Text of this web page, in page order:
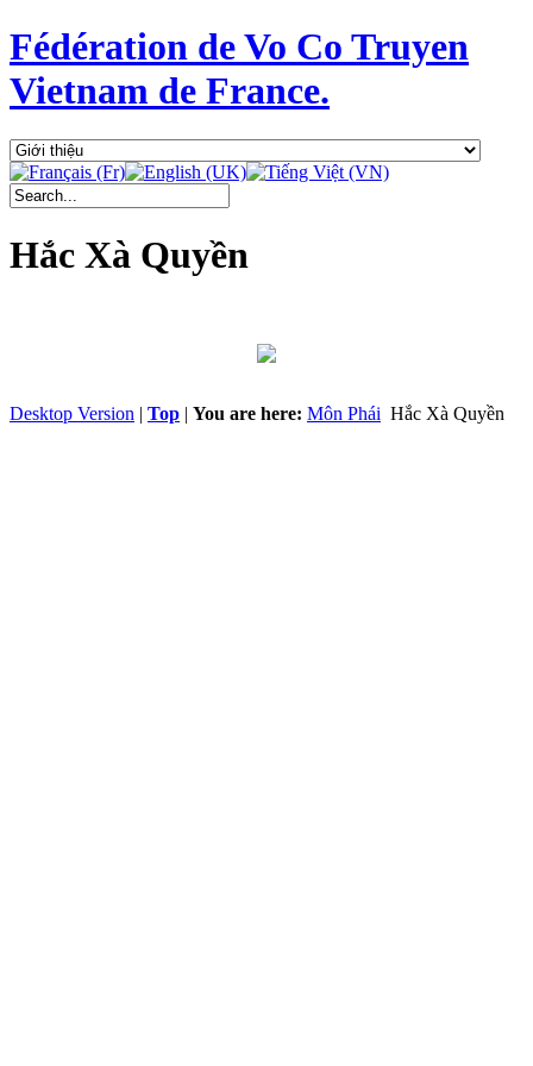
Fédération de Vo Co Truyen
Vietnam de France.
Hắc Xà Quyền
Desktop Version | Top | You are here: Môn Phái Hắc Xà Quyền